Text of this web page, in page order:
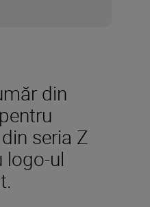
din
seria Z
logo-ul